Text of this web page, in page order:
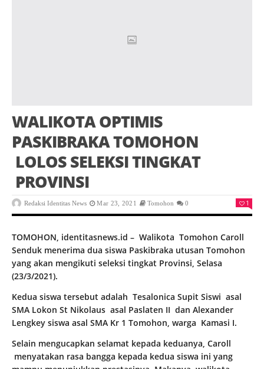
WALIKOTA OPTIMIS
PASKIBRAKA TOMOHON
LOLOS SELEKSI TINGKAT
PROVINSI
Redaksi Identitas News Mar 23, 2021 Tomohon 0 1
TOMOHON, identitasnews.id – Walikota Tomohon Caroll
Senduk menerima dua siswa Paskibraka utusan Tomohon
yang akan mengikuti seleksi tingkat Provinsi, Selasa
(23/3/2021).
Kedua siswa tersebut adalah Tesalonica Supit Siswi asal
SMA Lokon St Nikolaus asal Paslaten II dan Alexander
Lengkey siswa asal SMA Kr 1 Tomohon, warga Kamasi I.
Selain mengucapkan selamat kepada keduanya, Caroll
menyatakan rasa bangga kepada kedua siswa ini yang